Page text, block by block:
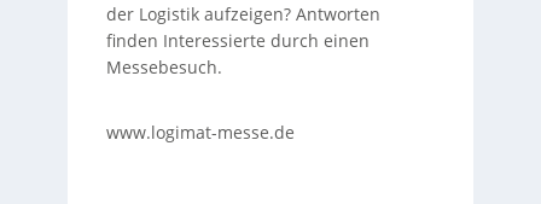
der Logistik aufzeigen? Antworten
finden Interessierte durch einen
Messebesuch.
www.logimat-messe.de